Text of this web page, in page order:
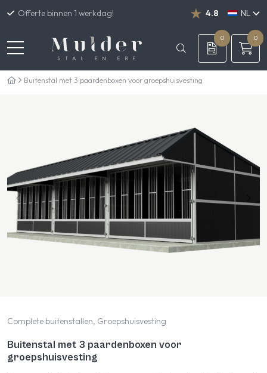
Offerte binnen 1 werkdag! 4.8
NL
EN
0 0
Buitenstal met 3 paardenboxen voor groepshuisvesting
Complete buitenstallen, Groepshuisvesting
Buitenstal met 3 paardenboxen voor
groepshuisvesting